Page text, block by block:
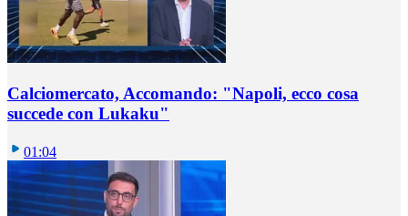
Calciomercato, Accomando: "Napoli, ecco cosa
succede con Lukaku"
01:04